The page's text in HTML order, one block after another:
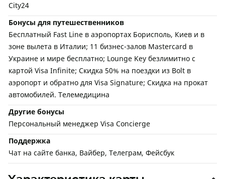
City24
Бонусы для путешественников
Бесплатный Fast Line в аэропортах Борисполь, Киев и в
зоне вылета в Италии; 11 бизнес-залов Mastercard в
Украине и мире бесплатно; Lounge Key безлимитно с
картой Visa Infinite; Скидка 50% на поездки из Bolt в
аэропорт и обратно для Visa Signature; Скидка на прокат
автомобилей. Телемедицина
Другие бонусы
Персональный менеджер Visa Concierge
Поддержка
Чат на сайте банка, Вайбер, Телеграм, Фейсбук